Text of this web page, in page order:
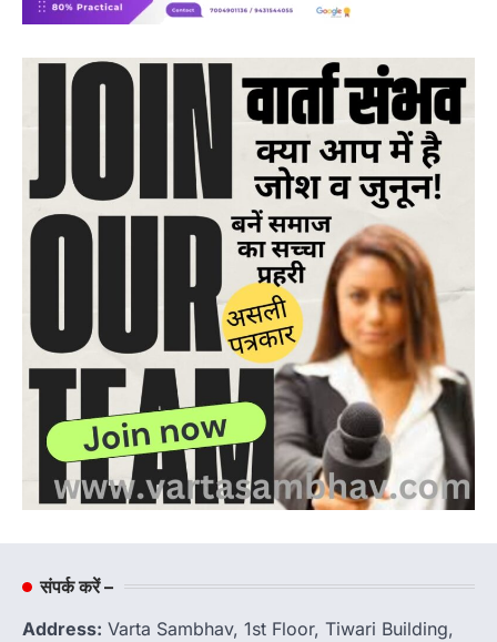
संपर्क करें –
Address: Varta Sambhav, 1st Floor, Tiwari Building,